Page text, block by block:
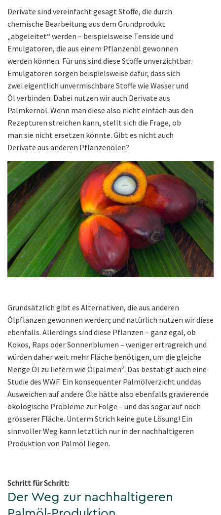
Derivate sind vereinfacht gesagt Stoffe, die durch
chemische Bearbeitung aus dem Grundprodukt
„abgeleitet“ werden – beispielsweise Tenside und
Emulgatoren, die aus einem Pflanzenöl gewonnen
werden können. Für uns sind diese Stoffe unverzichtbar.
Emulgatoren sorgen beispielsweise dafür, dass sich
zwei eigentlich unvermischbare Stoffe wie Wasser und
Öl verbinden. Dabei nutzen wir auch Derivate aus
Palmkernöl. Wenn man diese also nicht einfach aus den
Rezepturen streichen kann, stellt sich die Frage, ob
man sie nicht ersetzen könnte. Gibt es nicht auch
Derivate aus anderen Pflanzenölen?
Grundsätzlich gibt es Alternativen, die aus anderen
Ölpflanzen gewonnen werden; und natürlich nutzen wir diese
ebenfalls. Allerdings sind diese Pflanzen – ganz egal, ob
Kokos, Raps oder Sonnenblumen – weniger ertragreich und
würden daher weit mehr Fläche benötigen, um die gleiche
Menge Öl zu liefern wie Ölpalmen². Das bestätigt auch eine
Studie des WWF. Ein konsequenter Palmölverzicht und das
Ausweichen auf andere Öle hätte also ebenfalls gravierende
ökologische Probleme zur Folge – und das sogar auf noch
grösserer Fläche. Unterm Strich keine gute Lösung! Ein
sinnvoller Weg kann letztlich nur in der nachhaltigeren
Produktion von Palmöl liegen.
Schritt für Schritt:
Der Weg zur nachhaltigeren